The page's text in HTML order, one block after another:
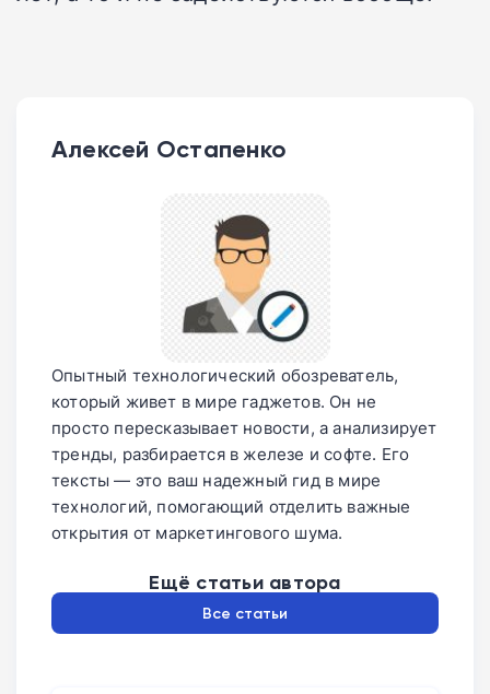
Алексей Остапенко
Опытный технологический обозреватель,
который живет в мире гаджетов. Он не
просто пересказывает новости, а анализирует
тренды, разбирается в железе и софте. Его
тексты — это ваш надежный гид в мире
технологий, помогающий отделить важные
открытия от маркетингового шума.
Ещё статьи автора
Все статьи